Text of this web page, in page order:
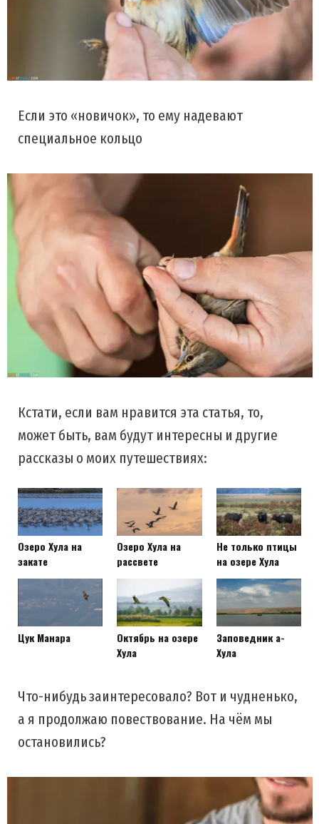
Если это «новичок», то ему надевают
специальное кольцо
Кстати, если вам нравится эта статья, то,
может быть, вам будут интересны и другие
рассказы о моих путешествиях:
Озеро Хула на
закате
Озеро Хула на
рассвете
Не только птицы
на озере Хула
Цук Манара
Октябрь на озере
Хула
Заповедник а-
Хула
Что-нибудь заинтересовало? Вот и чудненько,
а я продолжаю повествование. На чём мы
остановились?